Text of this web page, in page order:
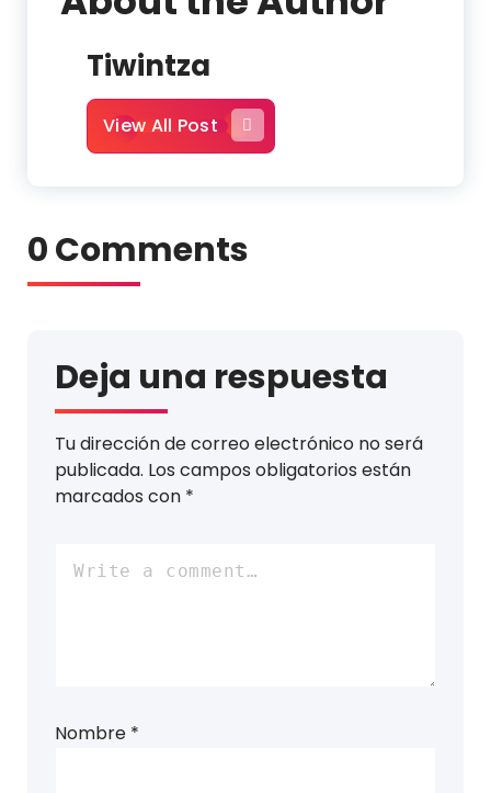
Tiwintza
View All Post
0 Comments
Deja una respuesta
Tu dirección de correo electrónico no será
publicada. Los campos obligatorios están
marcados con *
Nombre *